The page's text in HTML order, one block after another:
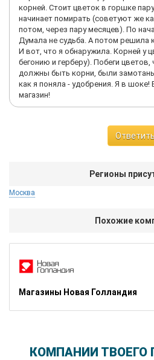
корней. Стоит цветок в горшке
начинает помирать (советуют же
потом, через пару месяцев). По
Думала не судьба. А потом решила
И вот, что я обнаружила. Корней у
бегонию и герберу). Побеги цветов,
должны быть корни, были
как я поняла - удобрения. Я в шоке!
магазин!
Ответить
Регионы
Москва
Похожие
Магазины Новая Голландия
КОМПАНИИ ТВОЕГО